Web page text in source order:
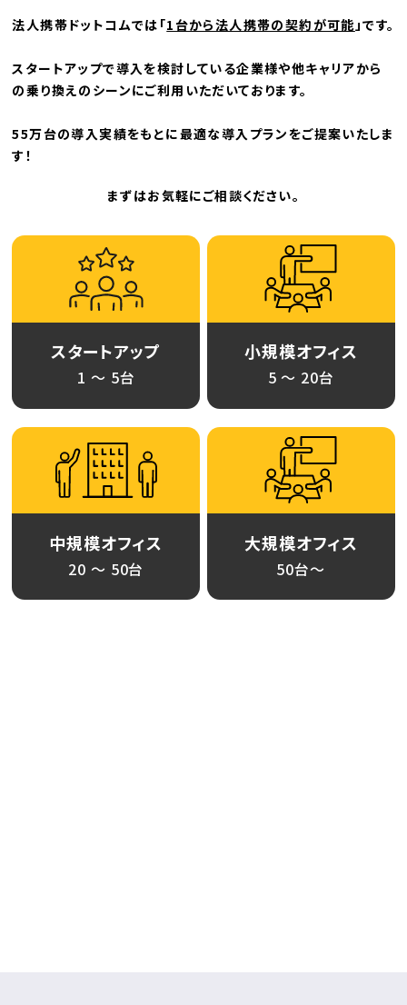
法人携帯ドットコムでは「1台から法人携帯の契約が可能」です。
スタートアップで導入を検討している企業様や他キャリアから
の乗り換えのシーンにご利用いただいております。
55万台の導入実績をもとに最適な導入プランをご提案いたしま
す！
まずはお気軽にご相談ください。
スタートアップ
1 〜 5台
小規模オフィス
5 〜 20台
中規模オフィス
20 〜 50台
大規模オフィス
50台〜